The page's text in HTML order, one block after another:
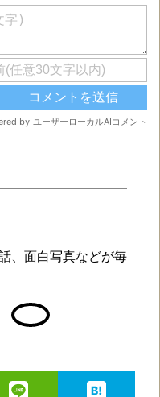
、面白写真などが毎